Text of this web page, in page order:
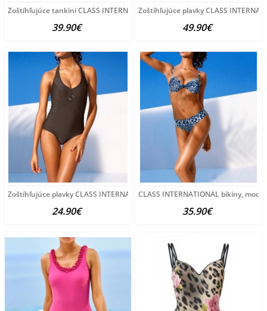
Zoštíhľujúce tankini CLASS INTERNATIONAL, fialovo-ružová
39.90€
Zoštíhľujúce plavky CLASS
49.90€
Zoštíhľujúce plavky CLASS INTERNATIONAL, hnedá
24.90€
CLASS INTERNATIONAL bikiny,
35.90€